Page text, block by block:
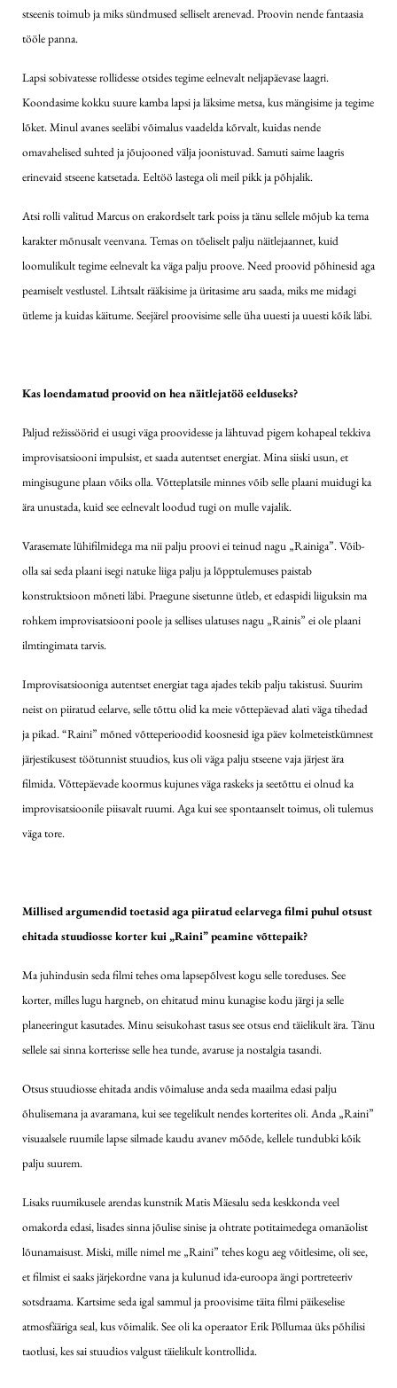
stseenis toimub ja miks sündmused selliselt arenevad. Proovin nende fantaasia
tööle panna.
Lapsi sobivatesse rollidesse otsides tegime eelnevalt neljapäevase laagri.
Koondasime kokku suure kamba lapsi ja läksime metsa, kus mängisime ja tegime
lõket. Minul avanes seeläbi võimalus vaadelda kõrvalt, kuidas nende
omavahelised suhted ja jõujooned välja joonistuvad. Samuti saime laagris
erinevaid stseene katsetada. Eeltöö lastega oli meil pikk ja põhjalik.
Atsi rolli valitud Marcus on erakordselt tark poiss ja tänu sellele mõjub ka tema
karakter mõnusalt veenvana. Temas on tõeliselt palju näitlejaannet, kuid
loomulikult tegime eelnevalt ka väga palju proove. Need proovid põhinesid aga
peamiselt vestlustel. Lihtsalt rääkisime ja üritasime aru saada, miks me midagi
ütleme ja kuidas käitume. Seejärel proovisime selle üha uuesti ja uuesti kõik läbi.
Kas loendamatud proovid on hea näitlejatöö eelduseks?
Paljud režissöörid ei usugi väga proovidesse ja lähtuvad pigem kohapeal tekkiva
improvisatsiooni impulsist, et saada autentset energiat. Mina siiski usun, et
mingisugune plaan võiks olla. Võtteplatsile minnes võib selle plaani muidugi ka
ära unustada, kuid see eelnevalt loodud tugi on mulle vajalik.
Varasemate lühifilmidega ma nii palju proovi ei teinud nagu „Rainiga”. Võib-
olla sai seda plaani isegi natuke liiga palju ja lõpptulemuses paistab
konstruktsioon mõneti läbi. Praegune sisetunne ütleb, et edaspidi liiguksin ma
rohkem improvisatsiooni poole ja sellises ulatuses nagu „Rainis” ei ole plaani
ilmtingimata tarvis.
Improvisatsiooniga autentset energiat taga ajades tekib palju takistusi. Suurim
neist on piiratud eelarve, selle tõttu olid ka meie võttepäevad alati väga tihedad
ja pikad. “Raini” mõned võtteperioodid koosnesid iga päev kolmeteistkümnest
järjestikusest töötunnist stuudios, kus oli väga palju stseene vaja järjest ära
filmida. Võttepäevade koormus kujunes väga raskeks ja seetõttu ei olnud ka
improvisatsioonile piisavalt ruumi. Aga kui see spontaanselt toimus, oli tulemus
väga tore.
Millised argumendid toetasid aga piiratud eelarvega filmi puhul otsust
ehitada stuudiosse korter kui „Raini” peamine võttepaik?
Ma juhindusin seda filmi tehes oma lapsepõlvest kogu selle toreduses. See
korter, milles lugu hargneb, on ehitatud minu kunagise kodu järgi ja selle
planeeringut kasutades. Minu seisukohast tasus see otsus end täielikult ära. Tänu
sellele sai sinna korterisse selle hea tunde, avaruse ja nostalgia tasandi.
Otsus stuudiosse ehitada andis võimaluse anda seda maailma edasi palju
õhulisemana ja avaramana, kui see tegelikult nendes korterites oli. Anda „Raini”
visuaalsele ruumile lapse silmade kaudu avanev mõõde, kellele tundubki kõik
palju suurem.
Lisaks ruumikusele arendas kunstnik Matis Mäesalu seda keskkonda veel
omakorda edasi, lisades sinna jõulise sinise ja ohtrate potitaimedega omanäolist
lõunamaisust. Miski, mille nimel me „Raini” tehes kogu aeg võitlesime, oli see,
et filmist ei saaks järjekordne vana ja kulunud ida-euroopa ängi portreteeriv
sotsdraama. Kartsime seda igal sammul ja proovisime täita filmi päikeselise
atmosfääriga seal, kus võimalik. See oli ka operaator Erik Põllumaa üks põhilisi
taotlusi, kes sai stuudios valgust täielikult kontrollida.